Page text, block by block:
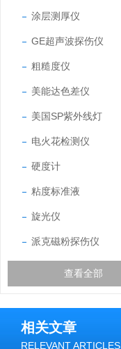
涂层测厚仪
GE超声波探伤仪
粗糙度仪
美能达色差仪
美国SP紫外线灯
电火花检测仪
硬度计
粘度标准液
旋光仪
派克磁粉探伤仪
查看全部
相关文章
RELEVANT ARTICLES